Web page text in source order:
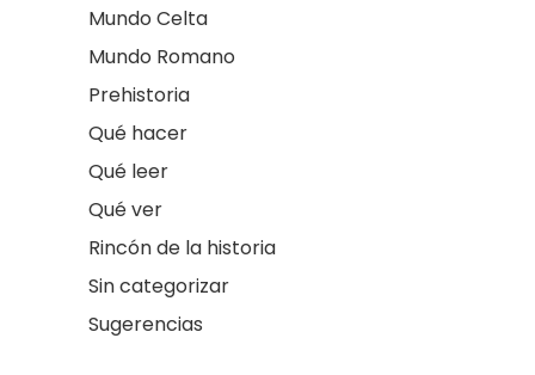
Mundo Celta
Mundo Romano
Prehistoria
Qué hacer
Qué leer
Qué ver
Rincón de la historia
Sin categorizar
Sugerencias